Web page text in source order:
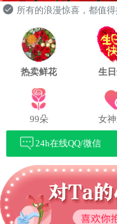
所有的浪漫惊喜，都值得
热卖鲜花 生
99朵 女
24h在线QQ/微信